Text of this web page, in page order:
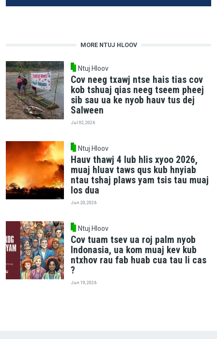
MORE NTUJ HLOOV
Ntuj Hloov
Cov neeg txawj ntse hais tias cov
kob tshuaj qias neeg tseem pheej
sib sau ua ke nyob hauv tus dej
Salween
Jul 02, 2026
Ntuj Hloov
Hauv thawj 4 lub hlis xyoo 2026,
muaj hluav taws qus kub hnyiab
ntau tshaj plaws yam tsis tau muaj
los dua
Jun 20, 2026
Ntuj Hloov
Cov tuam tsev ua roj palm nyob
Indonasia, ua kom muaj kev kub
ntxhov rau fab huab cua tau li cas
?
Jun 19, 2026